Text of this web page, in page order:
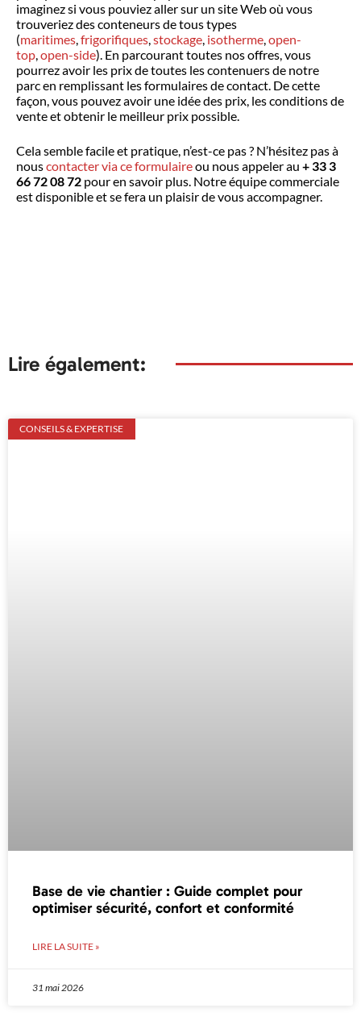
imaginez si vous pouviez aller sur un site Web où vous
trouveriez des conteneurs de tous types
(maritimes,frigorifiques,stockage, isotherme,open-
top,open-side). En parcourant toutes nos offres, vous
pourrez avoir les prix de toutes les contenuers de notre
parc en remplissant les formulaires de contact. De cette
façon, vous pouvez avoir une idée des prix, les conditions de
vente et obtenir le meilleur prix possible.
Cela semble facile et pratique, n’est-ce pas ? N’hésitez pas à
nouscontacter via ce formulaireou nous appeler au + 33 3
66 72 08 72 pour en savoir plus. Notre équipe commerciale
est disponible et se fera un plaisir de vous accompagner.
Lire également:
CONSEILS & EXPERTISE
Base de vie chantier : Guide complet pour
optimiser sécurité, confort et conformité
LIRE LA SUITE »
31 mai 2026